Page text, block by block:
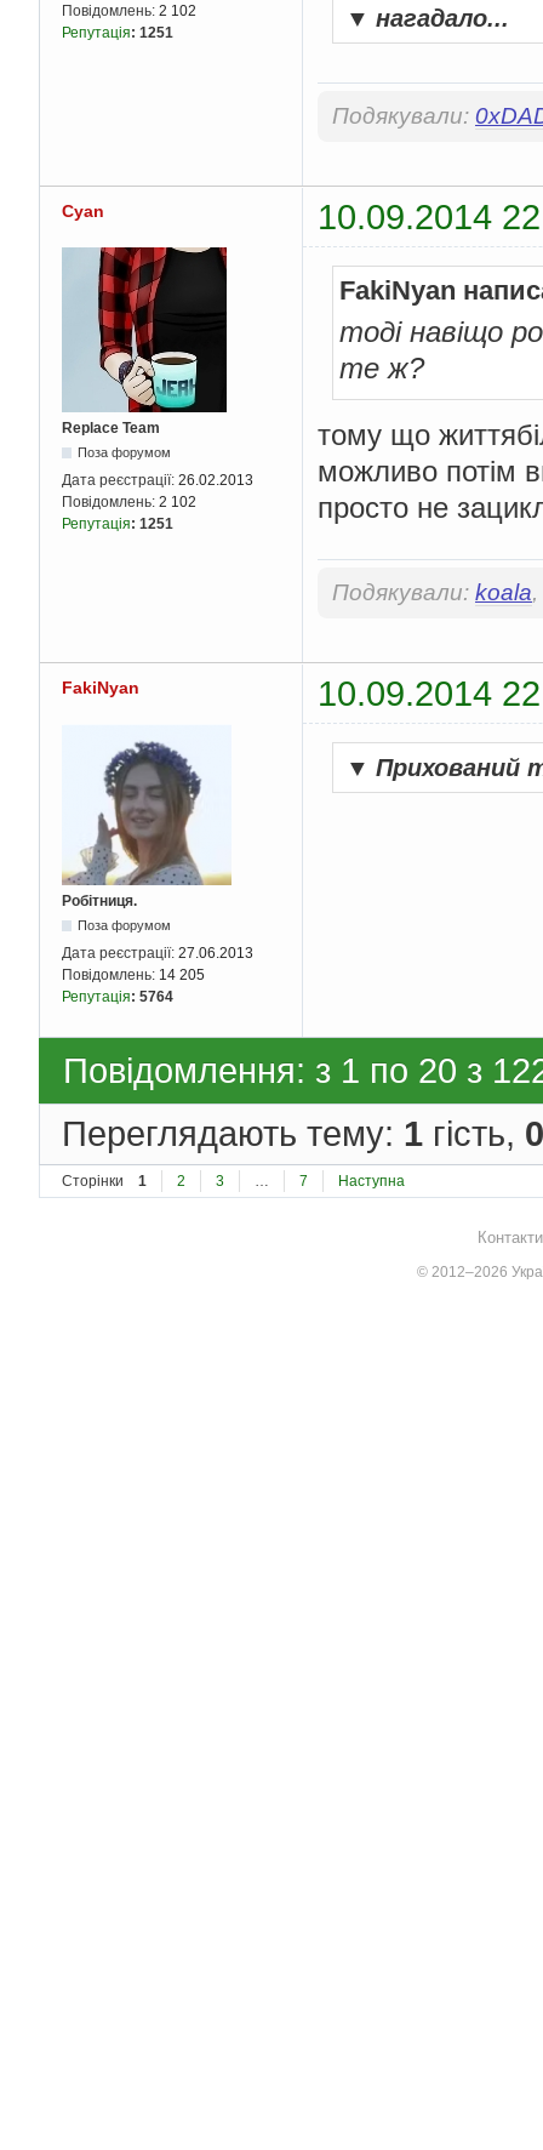
Повідомлень: 2 102
Репутація: 1251
▼ нагадало...
Подякували:
Cyan 10.09.2014
Replace Team
Поза форумом
Дата реєстрації: 26.02.2013
Повідомлень: 2 102
Репутація: 1251
FakiNyan
тоді навіщо
те ж?
тому що
можливо потім
просто не
Подякували: koala,
FakiNyan 10.09.2014
Робітниця.
Поза форумом
Дата реєстрації: 27.06.2013
Повідомлень: 14 205
Репутація: 5764
▼ Прихований
Повідомлення: з 1 по 20 з
Переглядають тему: 1 гість, 0
Сторінки 1 2 3 … 7 Наступна
© 2012–2026